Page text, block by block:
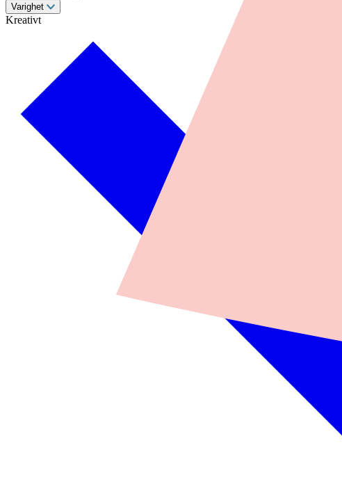
Varighet
Kreativt